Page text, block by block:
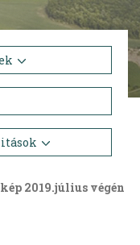
2019.július végén